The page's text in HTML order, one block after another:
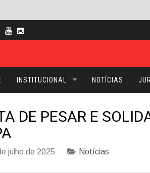
INSTITUCIONAL NOTÍCIAS
DE PESAR E
julho de 2025 Notícias